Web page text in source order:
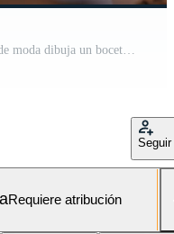
Seguir
Requiere atribución